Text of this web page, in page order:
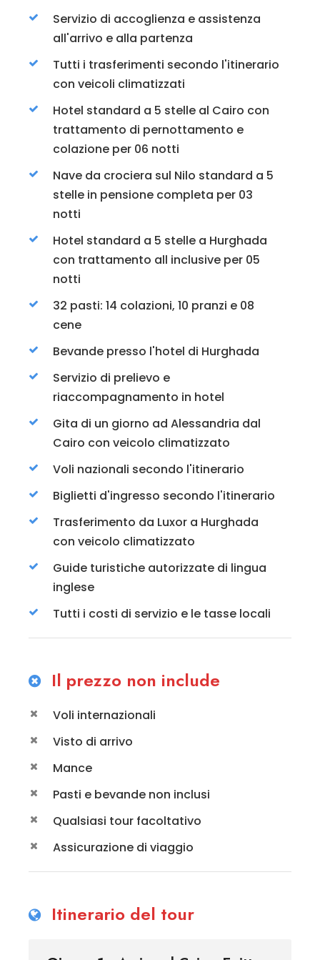
Servizio di accoglienza e assistenza
all'arrivo e alla partenza
Tutti i trasferimenti secondo l'itinerario
con veicoli climatizzati
Hotel standard a 5 stelle al Cairo con
trattamento di pernottamento e
colazione per 06 notti
Nave da crociera sul Nilo standard a 5
stelle in pensione completa per 03
notti
Hotel standard a 5 stelle a Hurghada
con trattamento all inclusive per 05
notti
32 pasti: 14 colazioni, 10 pranzi e 08
cene
Bevande presso l'hotel di Hurghada
Servizio di prelievo e
riaccompagnamento in hotel
Gita di un giorno ad Alessandria dal
Cairo con veicolo climatizzato
Voli nazionali secondo l'itinerario
Biglietti d'ingresso secondo l'itinerario
Trasferimento da Luxor a Hurghada
con veicolo climatizzato
Guide turistiche autorizzate di lingua
inglese
Tutti i costi di servizio e le tasse locali
Il prezzo non include
Voli internazionali
Visto di arrivo
Mance
Pasti e bevande non inclusi
Qualsiasi tour facoltativo
Assicurazione di viaggio
Itinerario del tour